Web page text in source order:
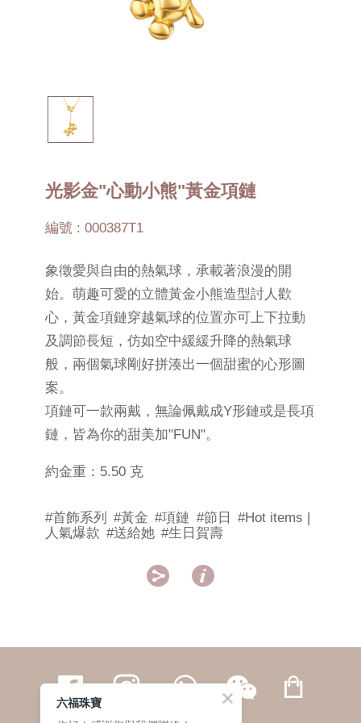
光影金"心動小熊"黃金項鏈
編號 : 000387T1
象徵愛與自由的熱氣球，承載著浪漫的開
始。萌趣可愛的立體黃金小熊造型討人歡
心，黃金項鏈穿越氣球的位置亦可上下拉動
及調節長短，仿如空中緩緩升降的熱氣球
般，兩個氣球剛好拼湊出一個甜蜜的心形圖
案。
項鏈可一款兩戴，無論佩戴成Y形鏈或是長項
鏈，皆為你的甜美加"FUN"。
約金重：5.50 克
#首飾系列 #黃金 #項鏈 #節日
#Hot items |
人氣爆款 #送給她 #生日賀壽
 
六福珠寶